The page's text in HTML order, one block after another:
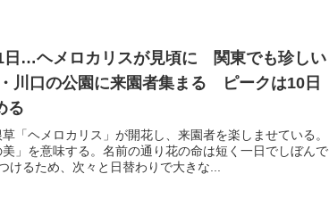
…ヘメロカリスが見頃に 関東でも珍しい
川口の公園に来園者集まる ピークは10日
る
「ヘメロカリス」が開花し、来園者を楽しませている。
」を意味する。名前の通り花の命は短く一日でしぼんで
けるため、次々と日替わりで大きな...